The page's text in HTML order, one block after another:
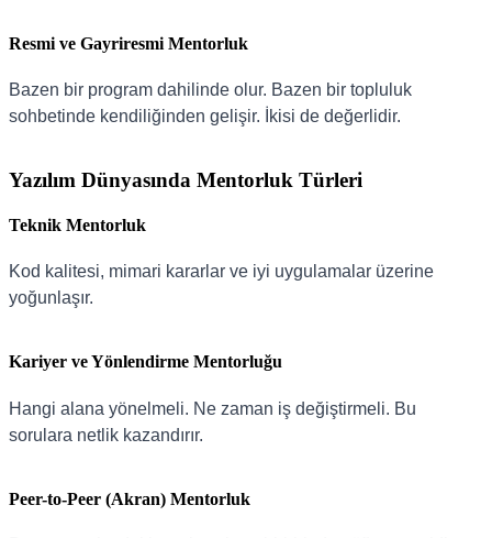
Resmi ve Gayriresmi Mentorluk
Bazen bir program dahilinde olur. Bazen bir topluluk
sohbetinde kendiliğinden gelişir. İkisi de değerlidir.
Yazılım Dünyasında Mentorluk Türleri
Teknik Mentorluk
Kod kalitesi, mimari kararlar ve iyi uygulamalar üzerine
yoğunlaşır.
Kariyer ve Yönlendirme Mentorluğu
Hangi alana yönelmeli. Ne zaman iş değiştirmeli. Bu
sorulara netlik kazandırır.
Peer-to-Peer (Akran) Mentorluk